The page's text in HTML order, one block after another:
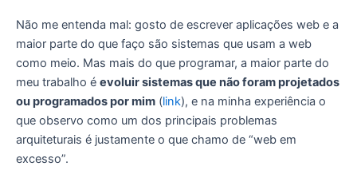
Não me entenda mal: gosto de escrever aplicações web e a
maior parte do que faço são sistemas que usam a web
como meio. Mas mais do que programar, a maior parte do
meu trabalho é evoluir sistemas que não foram projetados
ou programados por mim (link), e na minha experiência o
que observo como um dos principais problemas
arquiteturais é justamente o que chamo de “web em
excesso”.